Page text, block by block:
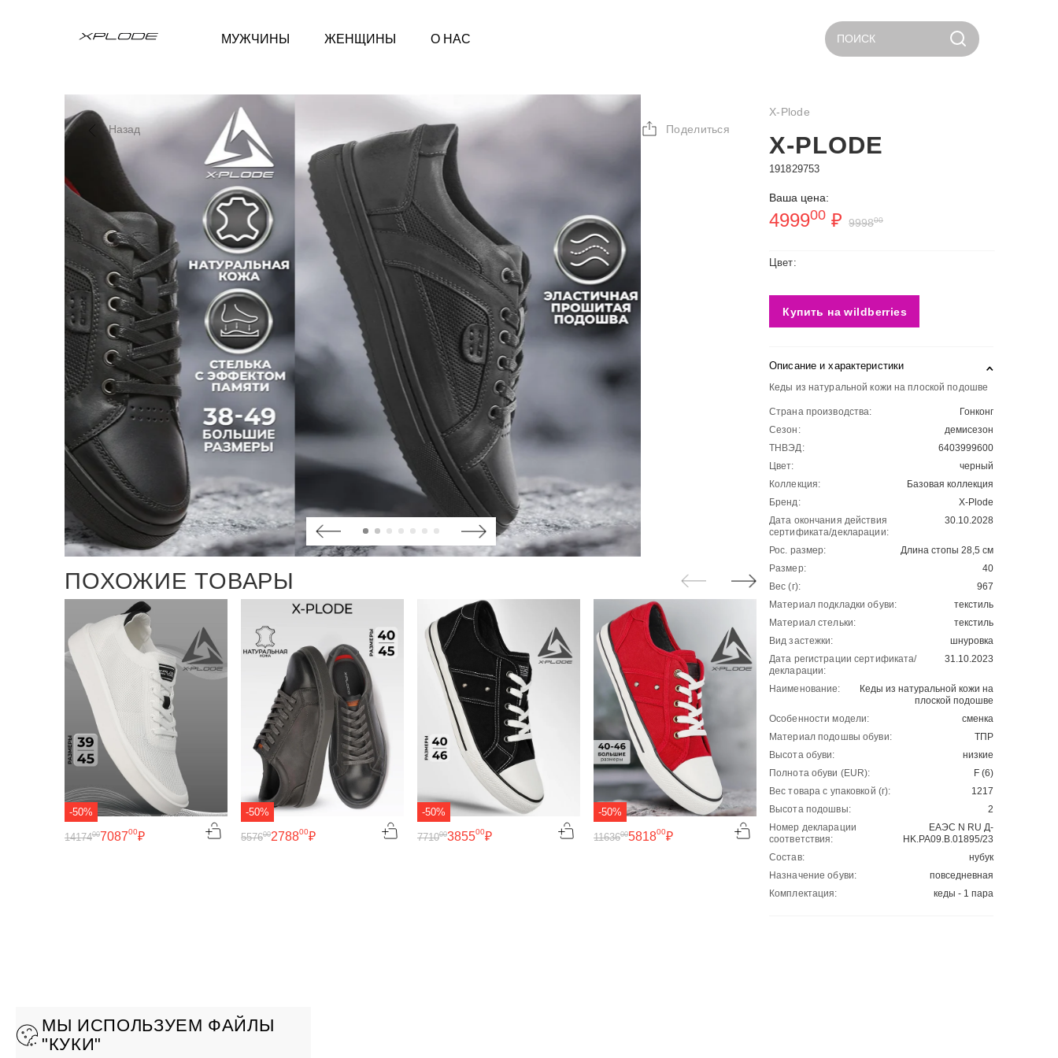
МУЖЧИНЫ ЖЕНЩИНЫ О НАС ПОИСК
Назад Поделиться
ПОХОЖИЕ ТОВАРЫ
-50%
708700₽
1417400
-50%
278800₽
557600
-50%
385500₽
771000
-50%
581800₽
1163600
-50%
233700 ₽
4674 00 3899
779800
X-Plode
X-PLODE
191829753
Ваша цена:
499900 ₽ 999800
Цвет:
Купить на wildberries
Описание и характеристики
Кеды из натуральной кожи на плоской подошве
Страна производства:
Гонконг
Сезон:
демисезон
ТНВЭД:
6403999600
Цвет:
черный
Коллекция:
Базовая коллекция
Бренд:
X-Plode
Дата окончания действия
сертификата/декларации:
30.10.2028
Рос. размер:
Длина стопы 28,5 см
Размер:
40
Вес (г):
967
Материал подкладки обуви:
текстиль
Материал стельки:
текстиль
Вид застежки:
шнуровка
Дата регистрации сертификата/
декларации:
31.10.2023
Наименование:
Кеды из натуральной кожи на
плоской подошве
Особенности модели:
сменка
Материал подошвы обуви:
ТПР
Высота обуви:
низкие
Полнота обуви (EUR):
F (6)
Вес товара с упаковкой (г):
1217
Высота подошвы:
2
Номер декларации
соответствия:
ЕАЭС N RU Д-
HK.РА09.В.01895/23
Состав:
нубук
Назначение обуви:
повседневная
Комплектация:
кеды - 1 пара
МЫ ИСПОЛЬЗУЕМ ФАЙЛЫ
"КУКИ"